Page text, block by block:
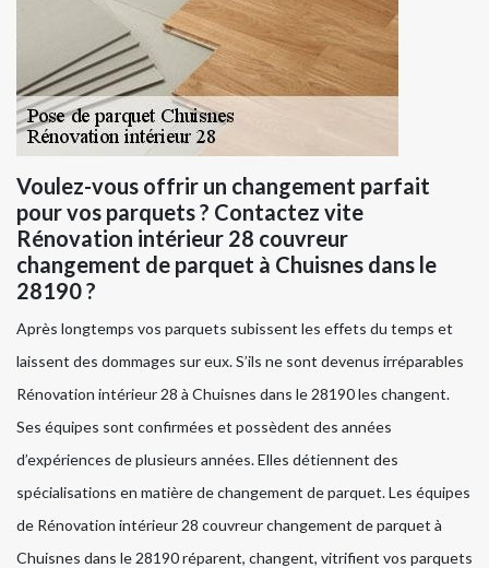
Voulez-vous offrir un changement parfait
pour vos parquets ? Contactez vite
Rénovation intérieur 28 couvreur
changement de parquet à Chuisnes dans le
28190 ?
Après longtemps vos parquets subissent les effets du temps et
laissent des dommages sur eux. S’ils ne sont devenus irréparables
Rénovation intérieur 28 à Chuisnes dans le 28190 les changent.
Ses équipes sont confirmées et possèdent des années
d’expériences de plusieurs années. Elles détiennent des
spécialisations en matière de changement de parquet. Les équipes
de Rénovation intérieur 28 couvreur changement de parquet à
Chuisnes dans le 28190 réparent, changent, vitrifient vos parquets